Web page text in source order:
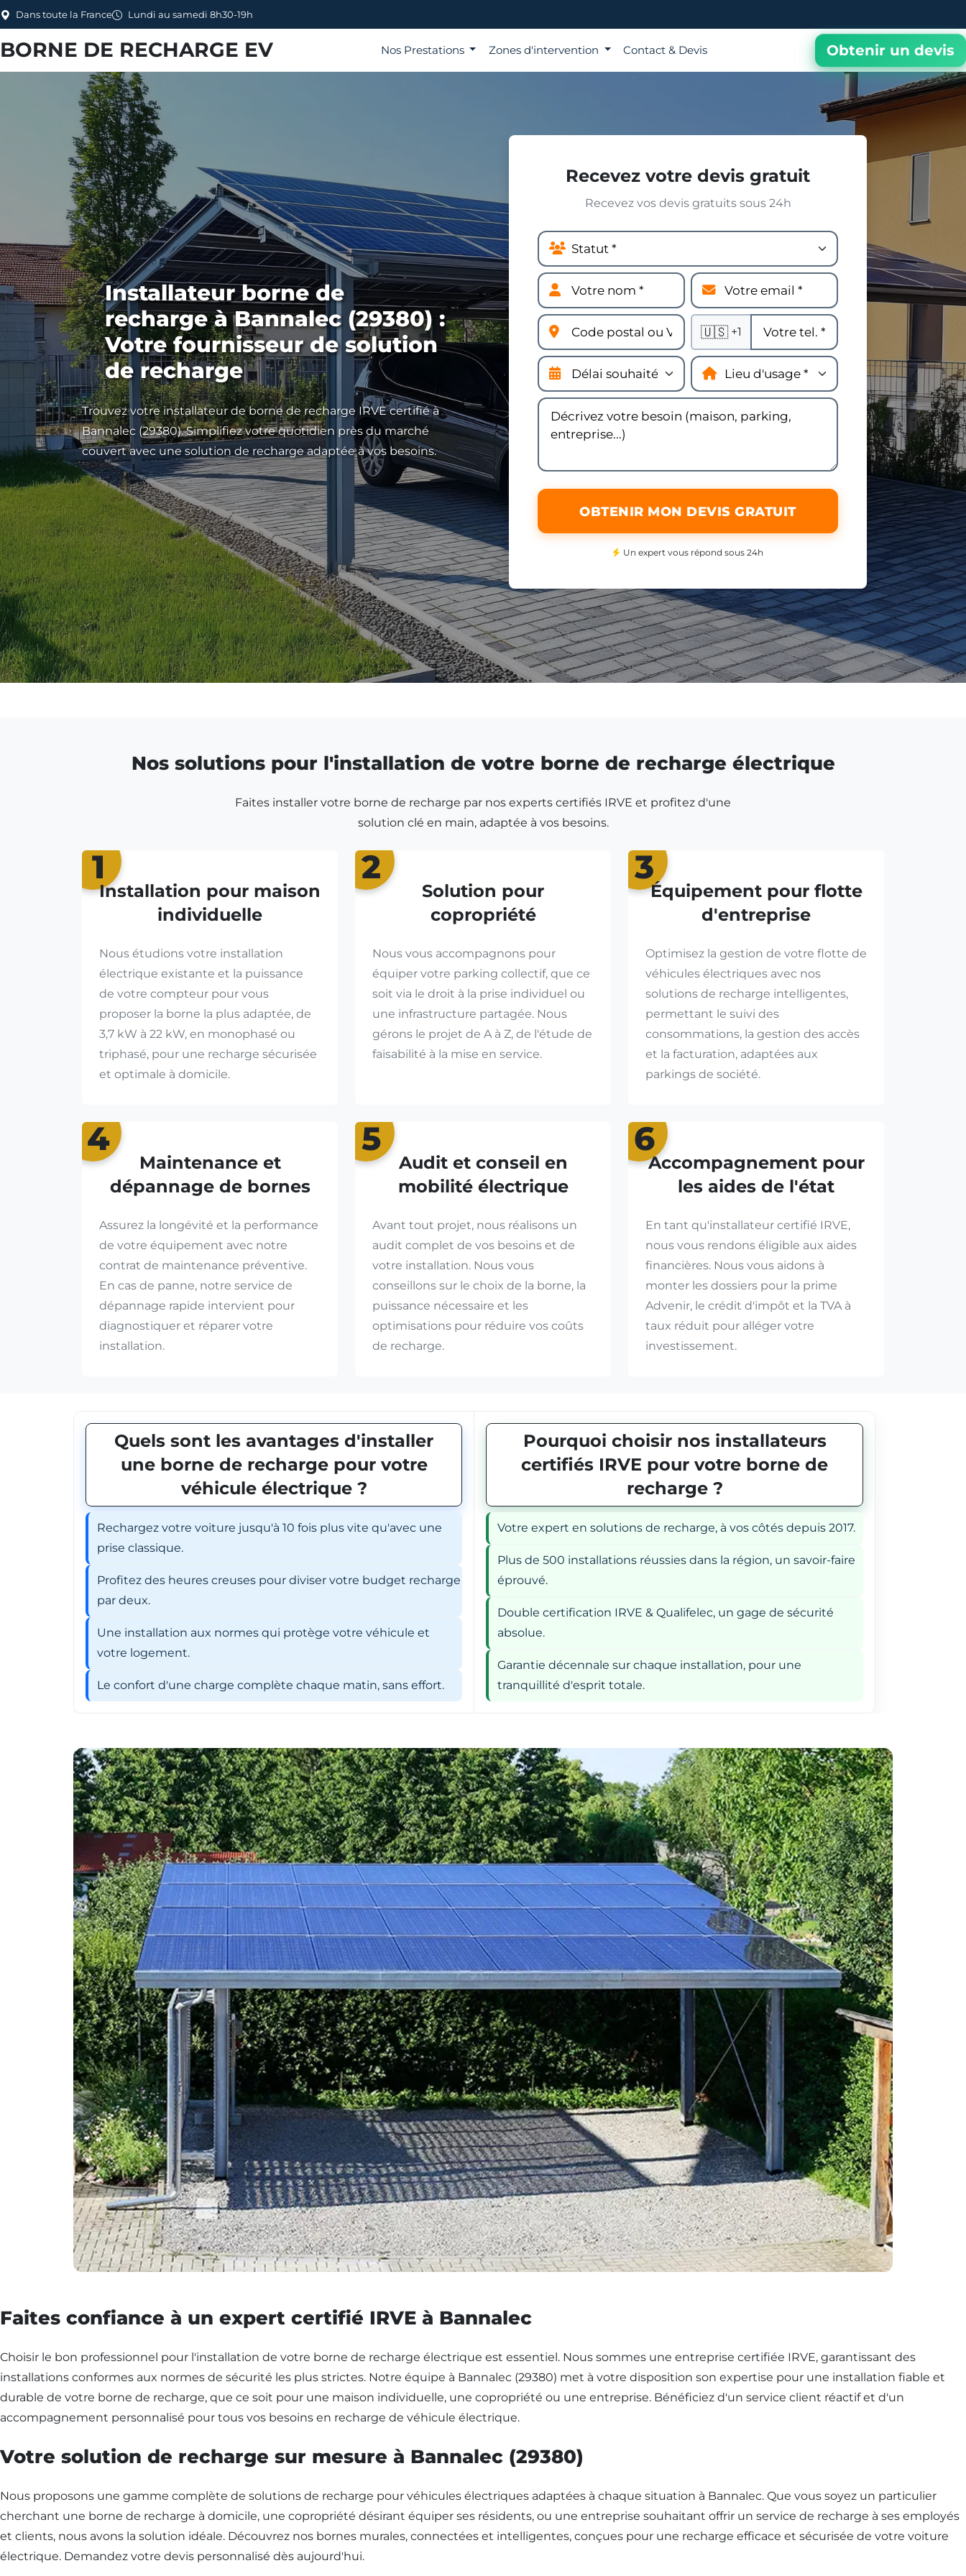
Dans toute la France Lundi au samedi 8h30-19h
BORNE DE RECHARGE EV Nos Prestations Zones d'intervention Contact & Devis Obtenir un devis
Installateur borne de
recharge à Bannalec (29380) :
Votre fournisseur de solution
de recharge
Trouvez votre installateur de borne de recharge IRVE certifié à
Bannalec (29380). Simplifiez votre quotidien près du marché
couvert avec une solution de recharge adaptée à vos besoins.
Recevez votre devis gratuit
Recevez vos devis gratuits sous 24h
🇺🇸 +1
OBTENIR MON DEVIS GRATUIT
Un expert vous répond sous 24h
Nos solutions pour l'installation de votre borne de recharge électrique
Faites installer votre borne de recharge par nos experts certifiés IRVE et profitez d'une
solution clé en main, adaptée à vos besoins.
1
Installation pour maison
individuelle
Nous étudions votre installation
électrique existante et la puissance
de votre compteur pour vous
proposer la borne la plus adaptée, de
3,7 kW à 22 kW, en monophasé ou
triphasé, pour une recharge sécurisée
et optimale à domicile.
2
Solution pour
copropriété
Nous vous accompagnons pour
équiper votre parking collectif, que ce
soit via le droit à la prise individuel ou
une infrastructure partagée. Nous
gérons le projet de A à Z, de l'étude de
faisabilité à la mise en service.
3
Équipement pour flotte
d'entreprise
Optimisez la gestion de votre flotte de
véhicules électriques avec nos
solutions de recharge intelligentes,
permettant le suivi des
consommations, la gestion des accès
et la facturation, adaptées aux
parkings de société.
4
Maintenance et
dépannage de bornes
Assurez la longévité et la performance
de votre équipement avec notre
contrat de maintenance préventive.
En cas de panne, notre service de
dépannage rapide intervient pour
diagnostiquer et réparer votre
installation.
5
Audit et conseil en
mobilité électrique
Avant tout projet, nous réalisons un
audit complet de vos besoins et de
votre installation. Nous vous
conseillons sur le choix de la borne, la
puissance nécessaire et les
optimisations pour réduire vos coûts
de recharge.
6
Accompagnement pour
les aides de l'état
En tant qu'installateur certifié IRVE,
nous vous rendons éligible aux aides
financières. Nous vous aidons à
monter les dossiers pour la prime
Advenir, le crédit d'impôt et la TVA à
taux réduit pour alléger votre
investissement.
Quels sont les avantages d'installer
une borne de recharge pour votre
véhicule électrique ?
Rechargez votre voiture jusqu'à 10 fois plus vite qu'avec une
prise classique.
Profitez des heures creuses pour diviser votre budget recharge
par deux.
Une installation aux normes qui protège votre véhicule et
votre logement.
Le confort d'une charge complète chaque matin, sans effort.
Pourquoi choisir nos installateurs
certifiés IRVE pour votre borne de
recharge ?
Votre expert en solutions de recharge, à vos côtés depuis 2017.
Plus de 500 installations réussies dans la région, un savoir-faire
éprouvé.
Double certification IRVE & Qualifelec, un gage de sécurité
absolue.
Garantie décennale sur chaque installation, pour une
tranquillité d'esprit totale.
Faites confiance à un expert certifié IRVE à Bannalec
Choisir le bon professionnel pour l'installation de votre borne de recharge électrique est essentiel. Nous sommes une entreprise certifiée IRVE, garantissant des
installations conformes aux normes de sécurité les plus strictes. Notre équipe à Bannalec (29380) met à votre disposition son expertise pour une installation fiable et
durable de votre borne de recharge, que ce soit pour une maison individuelle, une copropriété ou une entreprise. Bénéficiez d'un service client réactif et d'un
accompagnement personnalisé pour tous vos besoins en recharge de véhicule électrique.
Votre solution de recharge sur mesure à Bannalec (29380)
Nous proposons une gamme complète de solutions de recharge pour véhicules électriques adaptées à chaque situation à Bannalec. Que vous soyez un particulier
cherchant une borne de recharge à domicile, une copropriété désirant équiper ses résidents, ou une entreprise souhaitant offrir un service de recharge à ses employés
et clients, nous avons la solution idéale. Découvrez nos bornes murales, connectées et intelligentes, conçues pour une recharge efficace et sécurisée de votre voiture
électrique. Demandez votre devis personnalisé dès aujourd'hui.